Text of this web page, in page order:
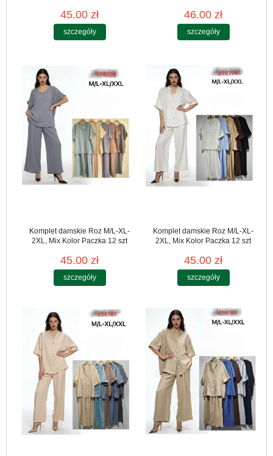
45.00 zł
szczegóły
46.00 zł
szczegóły
Komplet damskie Roz M/L-XL-
2XL, Mix Kolor Paczka 12 szt
45.00 zł
szczegóły
Komplet damskie Roz M/L-XL-
2XL, Mix Kolor Paczka 12 szt
45.00 zł
szczegóły